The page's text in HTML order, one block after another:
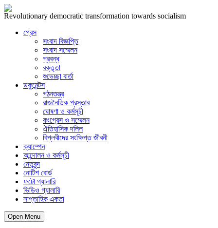
Revolutionary democratic transformation towards socialism
প্রেস
সংবাদ বিজ্ঞপ্তি
সংবাদ সম্মেলন
প্রবন্ধ
বক্তৃতা
শুভেচ্ছা বার্তা
ডকুমেন্টস
গঠনতন্ত্র
রাজনৈতিক প্রস্তাব
ঘোষণা ও কর্মসূচী
কংগ্রেস ও সম্মেলন
ঐতিহাসিক দলিল
বিপ্লবীদের সংক্ষিপ্ত জীবনী
ক্যাম্পেন
আন্দোলন ও কর্মসূচী
নেতৃবৃন্দ
নোটিশ বোর্ড
ফটো গ্যালারি
ভিডিও গ্যালারি
সাপ্তাহিক একতা
Open Menu